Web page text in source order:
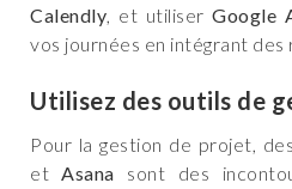
Calendly, et utiliser Google
vos journées en intégrant
Utilisez des outils de
Pour la gestion de projet,
etAsana sont des